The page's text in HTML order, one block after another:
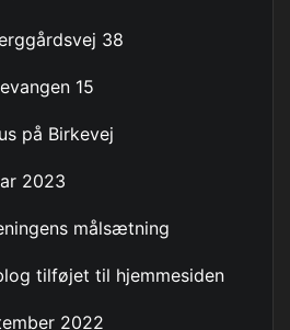
38
15
på Birkevej
2023
målsætning
tilføjet til hjemmesiden
2022